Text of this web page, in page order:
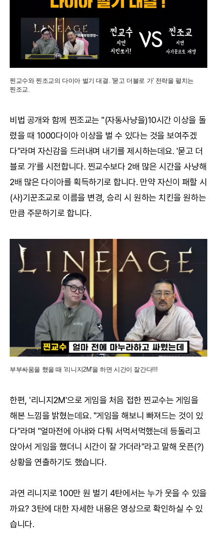
찐교수와 찐조교의 다이아 벌기 대결. '묻고 더블로 가' 전략을 펼치는
찐조교.
비법 공개와 함께 찐조교는 "(자동사냥을)10시간 이상을 돌
렸을 때 1000다이아 이상을 벌 수 있다는 것을 보여주겠
다"라며 자신감을 드러내며 내기를 제시하는데요. '묻고 더
블로 가'를 시전합니다. 찐교수보다 2배 많은 시간을 사냥해
2배 많은 다이아를 획득하기로 합니다. 만약 자신이 패할 시
(사)기꾼조교로 이름을 변경, 승리 시 원하는 치킨을 원하는
만큼 주문하기로 합니다.
부부싸움을 했을 때 '리니지2M'을 하면 시간이 잘간다!!!
한편, '리니지2M'으로 게임을 처음 접한 찐교수는 게임을
해본 느낌을 밝혔는데요. "게임을 해보니 빠져드는 것이 있
다"라며 "얼마전에 아내와 다퉈 서먹서먹했는데 등돌리고
앉아서 게임을 했더니 시간이 잘 가더라"라고 말해 웃픈(?)
상황을 연출하기도 했습니다.
과연 리니지로 100만 원 벌기 4탄에서는 누가 웃을 수 있을
까요? 3탄에 대한 자세한 내용은 영상으로 확인하실 수 있
습니다.